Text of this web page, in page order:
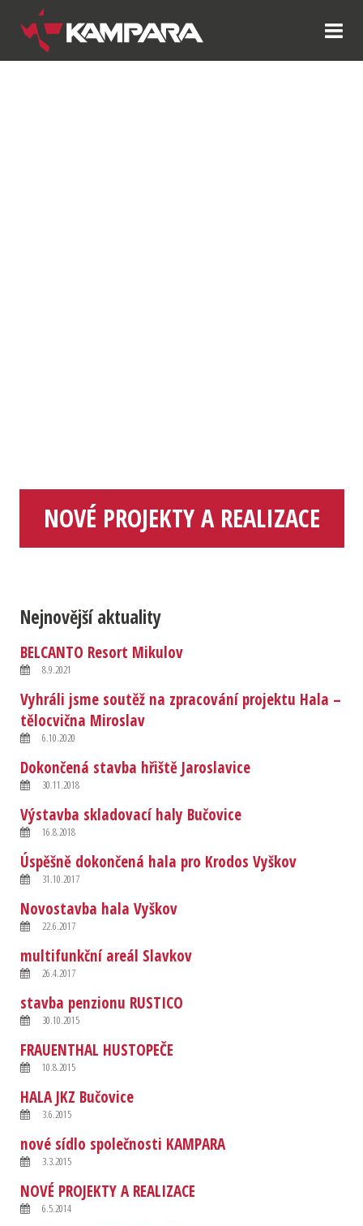
NOVÉ PROJEKTY A REALIZACE
Nejnovější aktuality
BELCANTO Resort Mikulov
8.9.2021
Vyhráli jsme soutěž na zpracování projektu Hala –
tělocvična Miroslav
6.10.2020
Dokončená stavba hřiště Jaroslavice
30.11.2018
Výstavba skladovací haly Bučovice
16.8.2018
Úspěšně dokončená hala pro Krodos Vyškov
31.10.2017
Novostavba hala Vyškov
22.6.2017
multifunkční areál Slavkov
26.4.2017
stavba penzionu RUSTICO
30.10.2015
FRAUENTHAL HUSTOPEČE
10.8.2015
HALA JKZ Bučovice
3.6.2015
nové sídlo společnosti KAMPARA
3.3.2015
NOVÉ PROJEKTY A REALIZACE
6.5.2014